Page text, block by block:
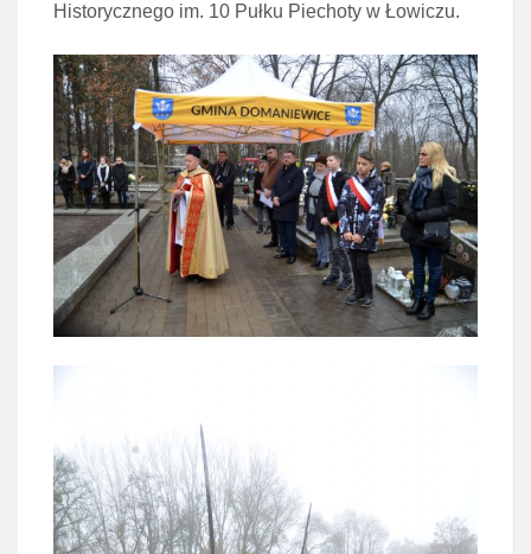
Historycznego im. 10 Pułku Piechoty w Łowiczu.